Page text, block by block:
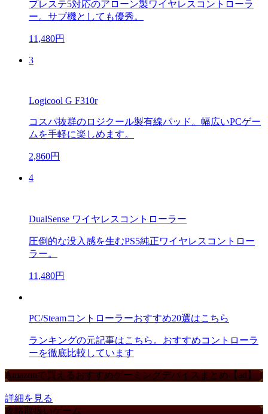
プレステ5対応のアローン製ワイヤレスコントローラ
ー。サブ機としても優秀。
11,480円
3
Logicool G F310r
コスパ抜群のロジクール製有線パッド。幅広いPCゲー
ムを手軽に楽しめます。
2,860円
4
DualSense ワイヤレスコントローラー
圧倒的な没入感を生むPS5純正ワイヤレスコントロー
ラー。
11,480円
PC/Steamコントローラーおすすめ20選はこちら
ランキングの元記事はこちら。おすすめコントローラ
ーを徹底比較しています
Amazonで買えるおすすめゲーミングデバイスまとめ【ad】
詳細を見る
攻略取扱いゲーム